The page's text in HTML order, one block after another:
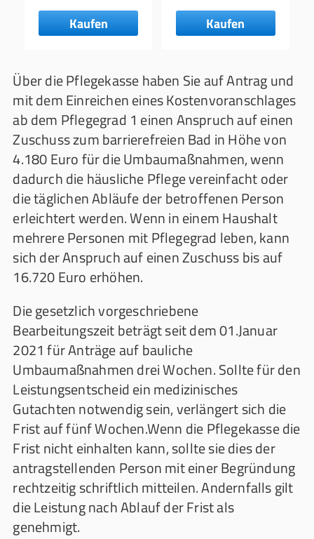
Kaufen Kaufen
Über die Pflegekasse haben Sie auf Antrag und
mit dem Einreichen eines Kostenvoranschlages
ab dem Pflegegrad 1 einen Anspruch auf einen
Zuschuss zum barrierefreien Bad in Höhe von
4.180 Euro für die Umbaumaßnahmen, wenn
dadurch die häusliche Pflege vereinfacht oder
die täglichen Abläufe der betroffenen Person
erleichtert werden. Wenn in einem Haushalt
mehrere Personen mit Pflegegrad leben, kann
sich der Anspruch auf einen Zuschuss bis auf
16.720 Euro erhöhen.
Die gesetzlich vorgeschriebene
Bearbeitungszeit beträgt seit dem 01.Januar
2021 für Anträge auf bauliche
Umbaumaßnahmen drei Wochen. Sollte für den
Leistungsentscheid ein medizinisches
Gutachten notwendig sein, verlängert sich die
Frist auf fünf Wochen.Wenn die Pflegekasse die
Frist nicht einhalten kann, sollte sie dies der
antragstellenden Person mit einer Begründung
rechtzeitig schriftlich mitteilen. Andernfalls gilt
die Leistung nach Ablauf der Frist als
genehmigt.